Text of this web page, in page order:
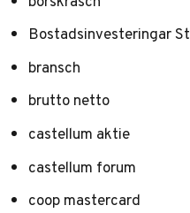
Bostadsinvesteringar St
bransch
brutto netto
castellum aktie
castellum forum
coop mastercard